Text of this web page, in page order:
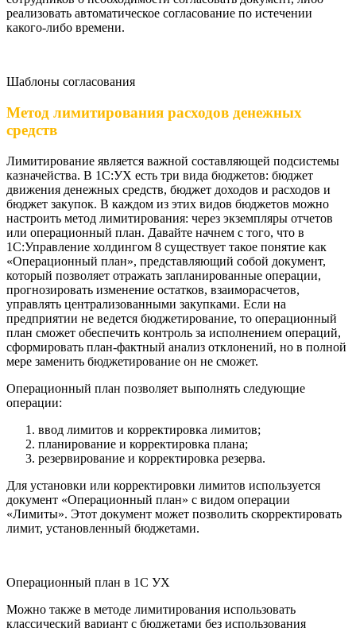
реализовать автоматическое согласование по истечении
какого-либо времени.
Шаблоны согласования
Метод лимитирования расходов денежных
средств
Лимитирование является важной составляющей подсистемы
казначейства. В 1С:УХ есть три вида бюджетов: бюджет
движения денежных средств, бюджет доходов и расходов и
бюджет закупок. В каждом из этих видов бюджетов можно
настроить метод лимитирования: через экземпляры отчетов
или операционный план. Давайте начнем с того, что в
1С:Управление холдингом 8 существует такое понятие как
«Операционный план», представляющий собой документ,
который позволяет отражать запланированные операции,
прогнозировать изменение остатков, взаиморасчетов,
управлять централизованными закупками. Если на
предприятии не ведется бюджетирование, то операционный
план сможет обеспечить контроль за исполнением операций,
сформировать план-фактный анализ отклонений, но в полной
мере заменить бюджетирование он не сможет.
Операционный план позволяет выполнять следующие
операции:
ввод лимитов и корректировка лимитов;
планирование и корректировка плана;
резервирование и корректировка резерва.
Для установки или корректировки лимитов используется
документ «Операционный план» с видом операции
«Лимиты». Этот документ может позволить скорректировать
лимит, установленный бюджетами.
Операционный план в 1С УХ
Можно также в методе лимитирования использовать
классический вариант с бюджетами без использования